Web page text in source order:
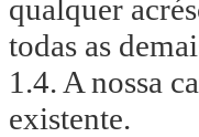
qualquer
todas as
1.4. A nossa
existente.